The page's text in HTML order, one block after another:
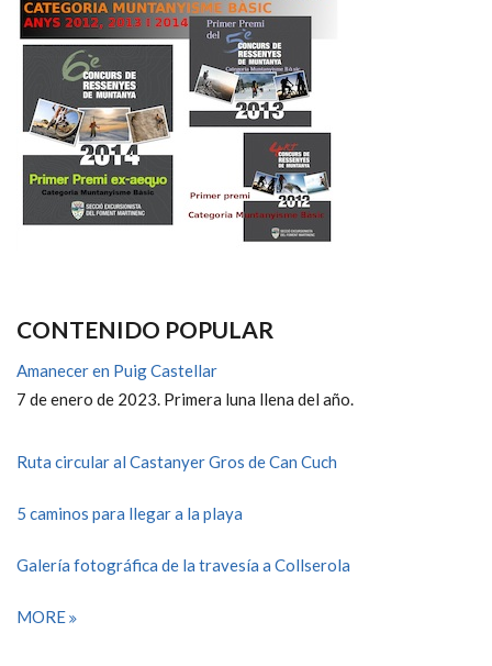
CONTENIDO POPULAR
Amanecer en Puig Castellar
7 de enero de 2023. Primera luna llena del año.
Ruta circular al Castanyer Gros de Can Cuch
5 caminos para llegar a la playa
Galería fotográfica de la travesía a Collserola
MORE